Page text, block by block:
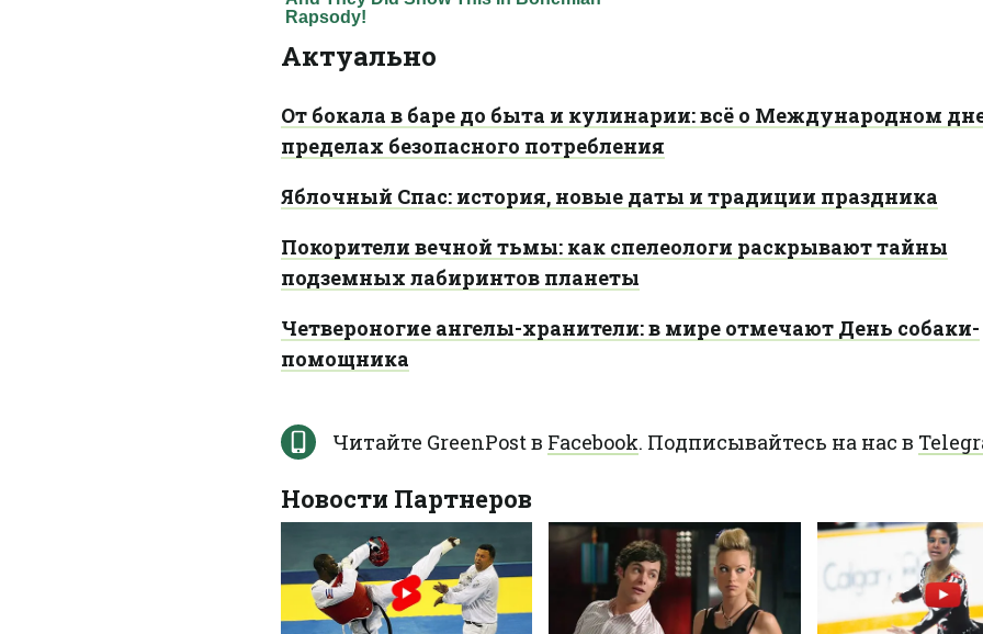
Актуально
От бокала в баре до быта и кулинарии: всё о Международном
пределах безопасного потребления
Яблочный Спас: история, новые даты и традиции праздника
Покорители вечной тьмы: как спелеологи раскрывают тайны
подземных лабиринтов планеты
Четвероногие ангелы-хранители: в мире отмечают День собаки-
помощника
Читайте GreenPost в Facebook. Подписывайтесь на нас в